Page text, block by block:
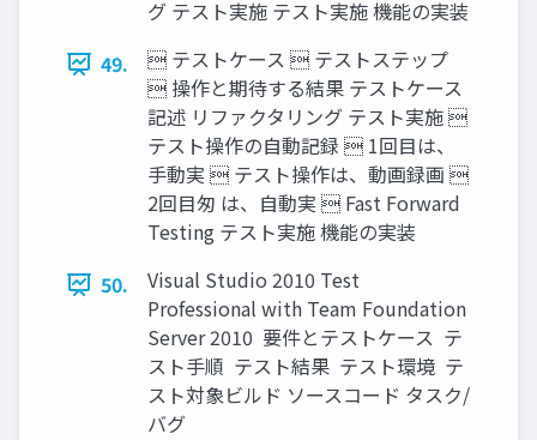
グ テスト実施 テスト実施 機能の実装
49.
 テストケース  テストステップ
 操作と期待する結果 テストケース
記述 リファクタリング テスト実施 
テスト操作の自動記録  1回目は、
手動実  テスト操作は、動画録画 
2回目匆 は、自動実  Fast Forward
Testing テスト実施 機能の実装
50.
Visual Studio 2010 Test
Professional with Team Foundation
Server 2010  要件とテストケース  テ
スト手順  テスト結果  テスト環境  テ
スト対象ビルド ソースコード タスク/
バグ